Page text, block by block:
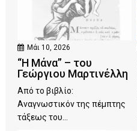
Μάι 10, 2026
“Η Μάνα” – του
Γεώργιου Μαρτινέλλη
Από το βιβλίο:
Αναγνωστικόν της πέμπτης
τάξεως του...